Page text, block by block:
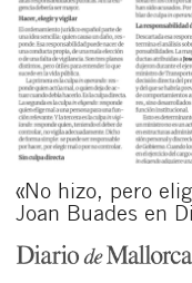
«No hizo, pero
Joan Buades en